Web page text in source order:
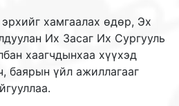
хамгаалах өдөр, Эх
Их Засаг Их Сургууль
хаагчдынхаа хүүхэд
баярын үйл ажиллагааг